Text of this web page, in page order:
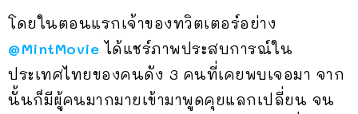
โดยในตอนแรกเจ้าของทวิตเตอร์อย่าง
@MintMovie ได้แชร์ภาพประสบการณ์ใน
ประเทศไทยของคนดัง 3 คนที่เคยพบเจอมา จาก
นั้นก็มีผู้คนมากมายเข้ามาพูดคุยแลกเปลี่ยน จน